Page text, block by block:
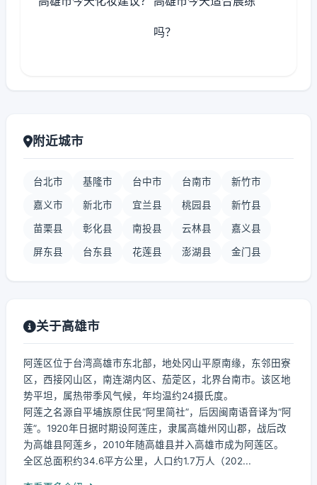
吗？
附近城市
台北市 基隆市 台中市 台南市 新竹市
嘉义市 新北市 宜兰县 桃园县 新竹县
苗栗县 彰化县 南投县 云林县 嘉义县
屏东县 台东县 花莲县 澎湖县 金门县
关于高雄市
阿莲区位于台湾高雄市东北部，地处冈山平原南缘，东邻田寮
区，西接冈山区，南连湖内区、茄萣区，北界台南市。该区地
势平坦，属热带季风气候，年均温约24摄氏度。
阿莲之名源自平埔族原住民“阿里简社”，后因闽南语音译为“阿
莲”。1920年日据时期设阿莲庄，隶属高雄州冈山郡，战后改
为高雄县阿莲乡，2010年随高雄县并入高雄市成为阿莲区。
全区总面积约34.6平方公里，人口约1.7万人（202...